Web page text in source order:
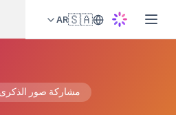
🇸🇦
AR
مشاركة صور الذكرى